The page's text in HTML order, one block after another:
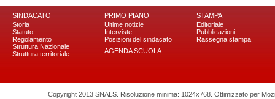
SINDACATO
Storia
Statuto
Regolamento
Struttura Nazionale
Struttura territoriale
PRIMO PIANO
Ultime notizie
Interviste
Posizioni del sindacato
AGENDA SCUOLA
STAMPA
Editoriale
Pubblicazioni
Rassegna stampa
Copyright 2013 SNALS. Risoluzione minima: 1024x768. Ottimizzato per